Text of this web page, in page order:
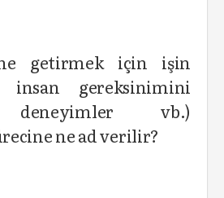
getirmek için işin
insan gereksinimini
deneyimler vb.)
ne ad verilir?